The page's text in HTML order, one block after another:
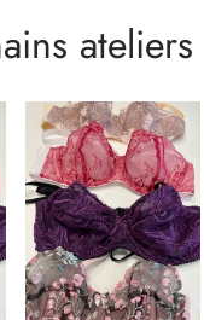
ateliers